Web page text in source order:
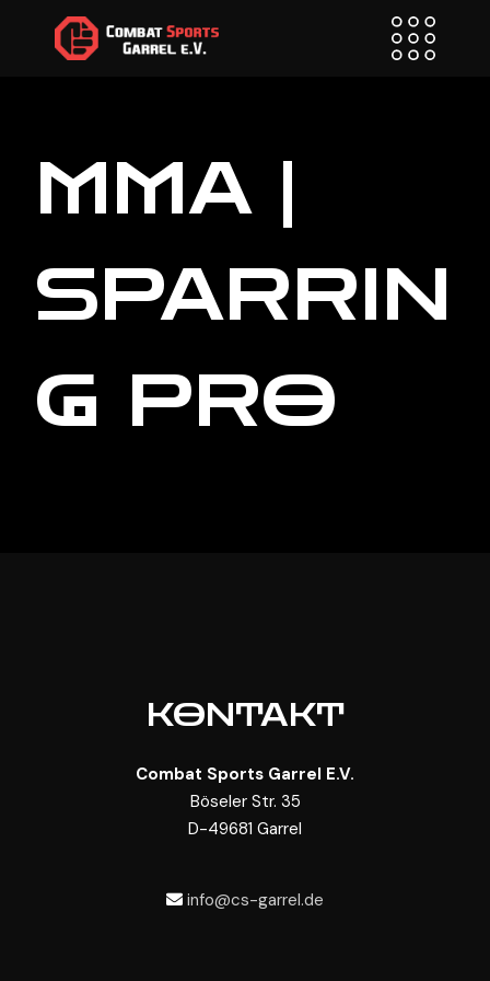
Springen
MMA |
SPARRIN
G PRO
KONTAKT
Combat Sports Garrel E.V.
Böseler Str. 35
D-49681 Garrel
info@cs-garrel.de